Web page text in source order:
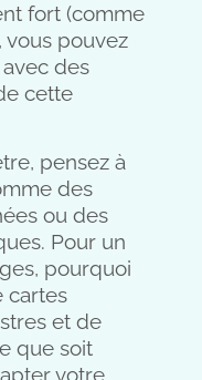
fort (comme
vous pouvez
des
cette
pensez à
des
ou des
Pour un
pourquoi
cartes
et de
que soit
votre